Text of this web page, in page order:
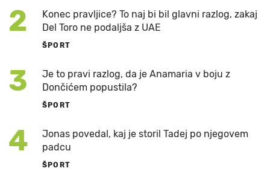
2
Konec pravljice? To naj bi bil glavni razlog, zakaj
Del Toro ne podaljša z UAE
ŠPORT
3
Je to pravi razlog, da je Anamaria v boju z
Dončićem popustila?
ŠPORT
4
Jonas povedal, kaj je storil Tadej po njegovem
padcu
ŠPORT